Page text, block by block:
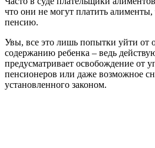
что они не могут платить
пенсию.
Увы, все это лишь попытки уйти от
содержанию ребенка – ведь
предусматривает освобождение от
пенсионеров или даже возможное
установленного законом.